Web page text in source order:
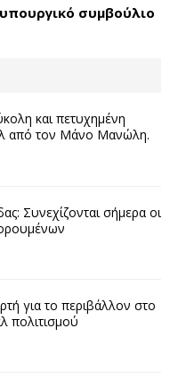
συμβούλιο
και πετυχημένη
από τον Μάνο Μανώλη.
Συνεχίζονται σήμερα οι
για το περιβάλλον στο
πολιτισμού